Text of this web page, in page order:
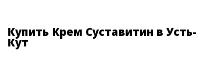
Купить Крем Суставитин в Усть-
Кут